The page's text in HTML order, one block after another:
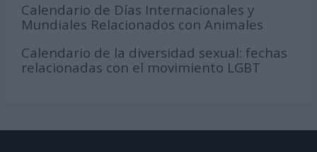
Calendario de Días Internacionales y
Mundiales Relacionados con Animales
Calendario de la diversidad sexual: fechas
relacionadas con el movimiento LGBT